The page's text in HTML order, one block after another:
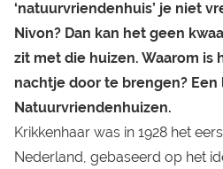
‘natuurvriendenhuis’ je niet
Nivon? Dan kan het geen
zit met die huizen. Waarom is
nachtje door te brengen?
Natuurvriendenhuizen.
Krikkenhaar was in 1928 het
Nederland, gebaseerd op het